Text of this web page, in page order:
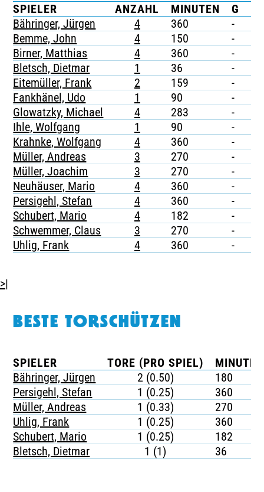
TICKETING
SPIELER
ANZAHL MINUTEN G
Bähringer, Jürgen
4 360 -
Bemme, John
4 150 -
Birner, Matthias
4 360 -
Bletsch, Dietmar
1 36 -
Eitemüller, Frank
2 159 -
Fankhänel, Udo
1 90 -
Glowatzky, Michael
4 283 -
Ihle, Wolfgang
1 90 -
Krahnke, Wolfgang
4 360 -
Müller, Andreas
3 270 -
Müller, Joachim
3 270 -
Neuhäuser, Mario
4 360 -
Persigehl, Stefan
4 360 -
Schubert, Mario
4 182 -
Schwemmer, Claus
3 270 -
Uhlig, Frank
4 360 -
>|
BESTE TORSCHÜTZEN
SPIELER TORE (PRO SPIEL)
Bähringer, Jürgen
2 (0.50)
180
Persigehl, Stefan
1 (0.25)
360
Müller, Andreas
1 (0.33)
270
Uhlig, Frank
1 (0.25)
360
Schubert, Mario
1 (0.25)
182
Bletsch, Dietmar
1 (1) 36